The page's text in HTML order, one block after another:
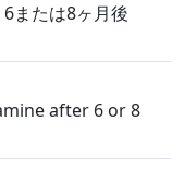
または8ヶ月後
after 6 or 8